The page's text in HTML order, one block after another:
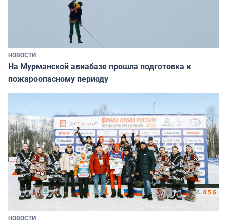
НОВОСТИ
На Мурманской авиабазе прошла подготовка к
пожароопасному периоду
НОВОСТИ